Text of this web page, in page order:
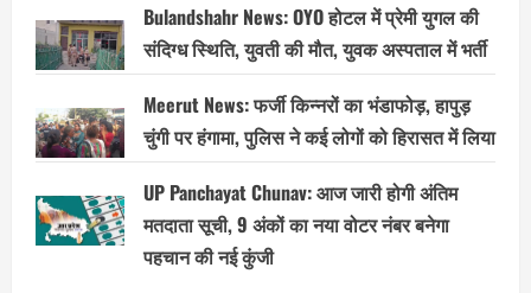
Bulandshahr News: OYO होटल में प्रेमी युगल की
संदिग्ध स्थिति, युवती की मौत, युवक अस्पताल में भर्ती
Meerut News: फर्जी किन्नरों का भंडाफोड़, हापुड़
चुंगी पर हंगामा, पुलिस ने कई लोगों को हिरासत में लिया
UP Panchayat Chunav: आज जारी होगी अंतिम
मतदाता सूची, 9 अंकों का नया वोटर नंबर बनेगा
पहचान की नई कुंजी